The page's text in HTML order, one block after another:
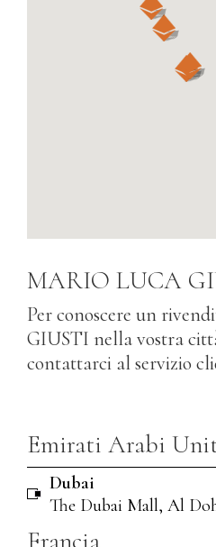
MARIO LUCA
Per conoscere un
GIUSTI nella vostra
contattarci al servizio
Emirati Arabi
Dubai
The Dubai Mall, Al
Francia